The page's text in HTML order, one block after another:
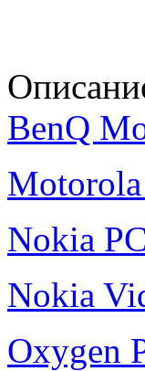
BenQ
Nokia
Nokia
Oxygen